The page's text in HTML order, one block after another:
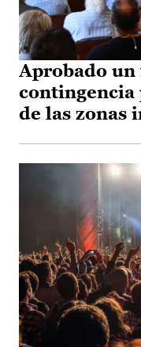
Aprobado un
contingencia
de las zonas